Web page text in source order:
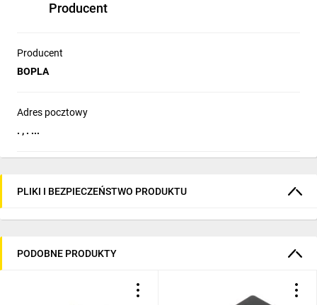
Producent
Producent
BOPLA
Adres pocztowy
. , . ...
PLIKI I BEZPIECZEŃSTWO PRODUKTU
PODOBNE PRODUKTY